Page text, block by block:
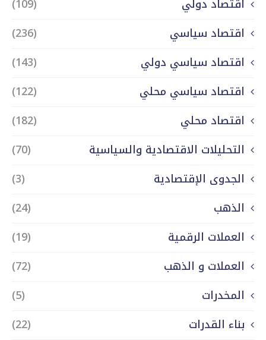
اقتصاد دولي
(109)
اقتصاد سياسي
(236)
اقتصاد سياسي دولي
(143)
اقتصاد سياسي محلي
(122)
اقتصاد محلي
(182)
التحليلات الاقتصادية والسياسية
(70)
الجدوى الإقتصادية
(3)
الذهب
(24)
العملات الرقمية
(19)
العملات و الذهب
(72)
المخدرات
(5)
بناء القدرات
(22)